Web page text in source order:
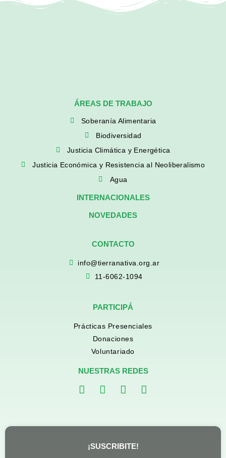
ÁREAS DE TRABAJO
Soberanía Alimentaria
Biodiversidad
Justicia Climática y Energética
Justicia Económica y Resistencia al Neoliberalismo
Agua
INTERNACIONALES
NOVEDADES
CONTACTO
info@tierranativa.org.ar
11-6062-1094
PARTICIPÁ
Prácticas Presenciales
Donaciones
Voluntariado
NUESTRAS REDES
¡SUSCRIBITE!